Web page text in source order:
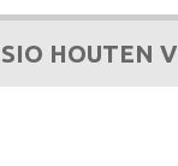
HOUTEN